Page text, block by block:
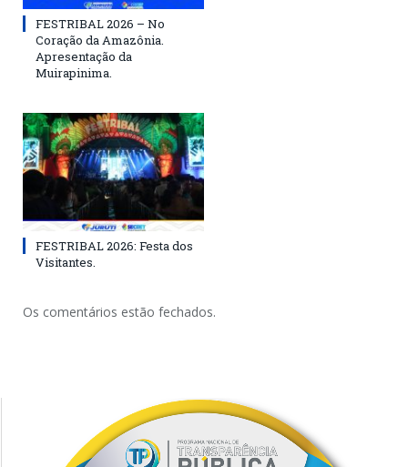
FESTRIBAL 2026 – No
Coração da Amazônia.
Apresentação da
Muirapinima.
FESTRIBAL 2026: Festa dos
Visitantes.
Os comentários estão fechados.